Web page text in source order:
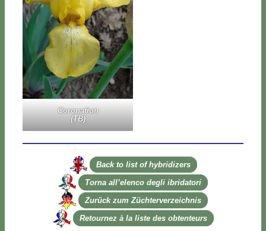
Co­ro­na­tion
(TB)
Back to li­st of hy­bri­di­zers
Tor­na al­l’e­len­co de­gli ibri­da­to­ri
Zu­rück zum Zü­ch­ter­ver­zeich­nis
Re­tour­nez à la li­ste des ob­ten­teurs